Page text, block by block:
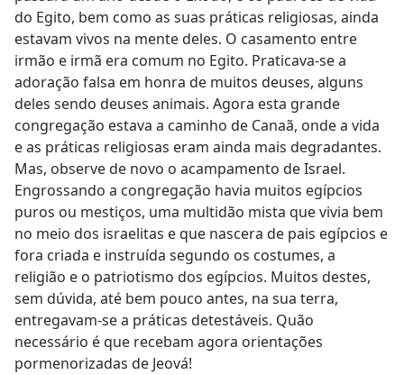
do Egito, bem como as suas práticas religiosas, ainda
estavam vivos na mente deles. O casamento entre
irmão e irmã era comum no Egito. Praticava-se a
adoração falsa em honra de muitos deuses, alguns
deles sendo deuses animais. Agora esta grande
congregação estava a caminho de Canaã, onde a vida
e as práticas religiosas eram ainda mais degradantes.
Mas, observe de novo o acampamento de Israel.
Engrossando a congregação havia muitos egípcios
puros ou mestiços, uma multidão mista que vivia bem
no meio dos israelitas e que nascera de pais egípcios e
fora criada e instruída segundo os costumes, a
religião e o patriotismo dos egípcios. Muitos destes,
sem dúvida, até bem pouco antes, na sua terra,
entregavam-se a práticas detestáveis. Quão
necessário é que recebam agora orientações
pormenorizadas de Jeová!